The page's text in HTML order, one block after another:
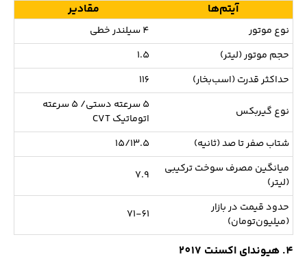
آیتم‌ها
مقادیر
نوع موتور
4 سیلندر خطی
حجم موتور (لیتر)
1.5
حداکثر قدرت (اسب‌بخار)
116
نوع گیربکس
5 سرعته دستی/ 5 سرعته
اتوماتیک CVT
شتاب صفر تا صد (ثانیه)
15/13.5
میانگین مصرف سوخت ترکیبی
(لیتر)
7.9
حدود قیمت در بازار
(میلیون‌تومان)
71-61
4. هیوندای اکسنت 2017